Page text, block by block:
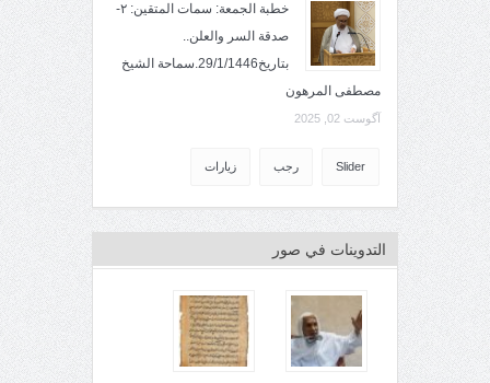
خطبة الجمعة: سمات المتقين: ٢-
صدقة السر والعلن..
بتاريخ29/1/1446.سماحة الشيخ
مصطفى المرهون
آگوست 02, 2025
Slider رجب زيارات
التدوينات في صور